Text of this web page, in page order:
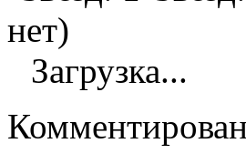
нет)
Загрузка...